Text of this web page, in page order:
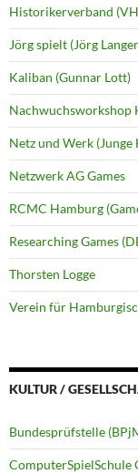
Historikerverband
Jörg spielt (Jörg
Kaliban (Gunnar Lott)
Nachwuchsworkshop
Netz und Werk
Netzwerk AG Games
RCMC Hamburg
Researching Games
Thorsten Logge
Verein für
KULTUR /
Bundesprüfstelle
ComputerSpielSchule